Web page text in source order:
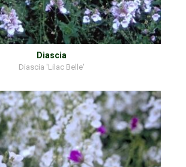
Diascia
Diascia 'Lilac Belle'